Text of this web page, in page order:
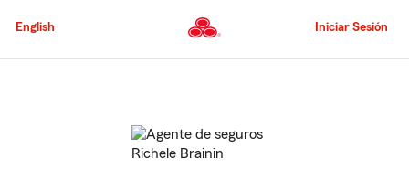
al
principal
English Iniciar Sesión